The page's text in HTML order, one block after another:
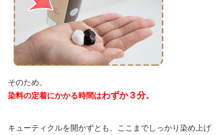
そのため、
染料の定着にかかる時間はわずか３分。
キューティクルを開かずとも、ここまでしっかり染め上げ